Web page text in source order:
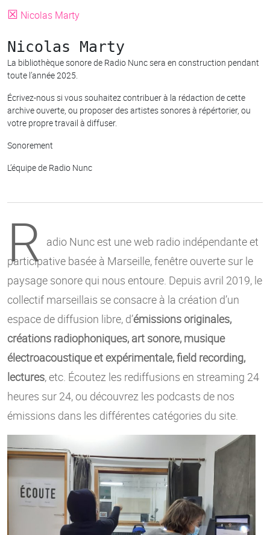
☒ Nicolas Marty
Nicolas Marty
La bibliothèque sonore de Radio Nunc sera en construction pendant
toute l’année 2025.
Écrivez-nous si vous souhaitez contribuer à la rédaction de cette
archive ouverte, ou proposer des artistes sonores à répértorier, ou
votre propre travail à diffuser.
Sonorement
L’équipe de Radio Nunc
R adio Nunc est une web radio indépendante et
participative basée à Marseille, fenêtre ouverte sur le
paysage sonore qui nous entoure. Depuis avril 2019, le
collectif marseillais se consacre à la création d’un
espace de diffusion libre, d’émissions originales,
créations radiophoniques, art sonore, musique
électroacoustique et expérimentale, field recording,
lectures, etc. Écoutez les rediffusions en streaming 24
heures sur 24, ou découvrez les podcasts de nos
émissions dans les différentes catégories du site.